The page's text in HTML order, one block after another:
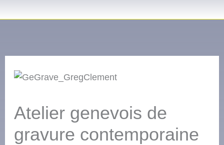
Atelier genevois de
gravure contemporaine